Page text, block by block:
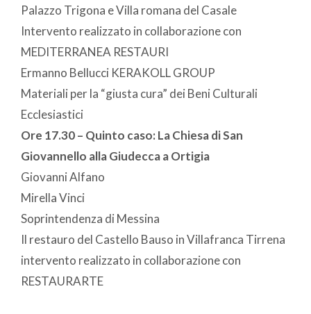
Palazzo Trigona e Villa romana del Casale
Intervento realizzato in collaborazione con
MEDITERRANEA RESTAURI
Ermanno Bellucci KERAKOLL GROUP
Materiali per la “giusta cura” dei Beni Culturali
Ecclesiastici
Ore 17.30 – Quinto caso: La Chiesa di San
Giovannello alla Giudecca a Ortigia
Giovanni Alfano
Mirella Vinci
Soprintendenza di Messina
Il restauro del Castello Bauso in Villafranca Tirrena
intervento realizzato in collaborazione con
RESTAURARTE